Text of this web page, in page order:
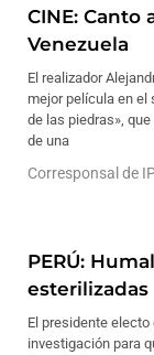
CINE: Canto
Venezuela
El realizador
mejor película en el
de las piedras»,
de una
Corresponsal de
PERÚ:
esterilizadas
El presidente
investigación para